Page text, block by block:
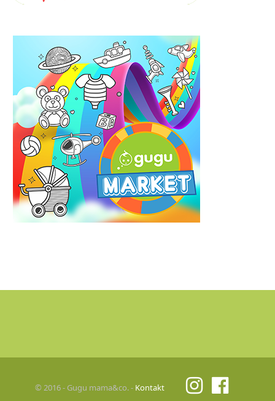
© 2016 - Gugu mama&co. - Kontakt